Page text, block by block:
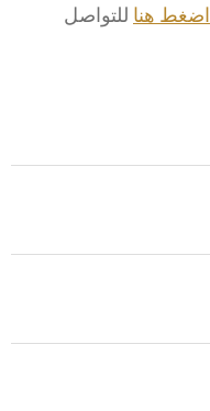
اضغط هنا للتواصل